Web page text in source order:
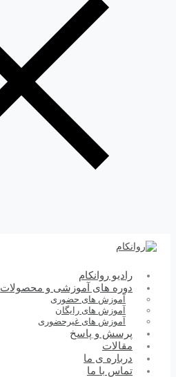
رادیو روانکام
دوره های آموزشی و محصولات
آموزش های حضوری
آموزش های رایگان
آموزش های غیرحضوری
پرسش و پاسخ
مقالات
درباره ی ما
تماس با ما